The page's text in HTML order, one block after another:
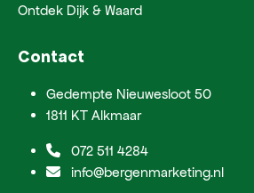
Ontdek Dijk & Waard
Contact
Gedempte Nieuwesloot 50
1811 KT Alkmaar
072 511 4284
info@bergenmarketing.nl